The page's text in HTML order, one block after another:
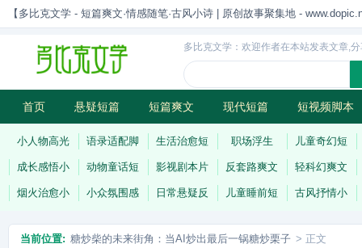
【多比克文学 - 短篇爽文·情感随笔·古风小诗 | 原创故事聚集地 -
多比克文学：欢迎作者在本站发表文章,
首页 悬疑短篇 短篇爽文 现代短篇 短视频脚本
古风小诗 科幻短篇 现代小诗 连载
小人物高光 语录适配脚 生活治愈短 职场浮生 儿童奇幻短
成长感悟小 动物童话短 影视剧本片 反套路爽文 轻科幻爽文
烟火治愈小 小众氛围感 日常悬疑反 儿童睡前短 古风抒情小
当前位置: 糖炒柴的未来街角：当AI炒出最后一锅糖炒栗子 > 正文